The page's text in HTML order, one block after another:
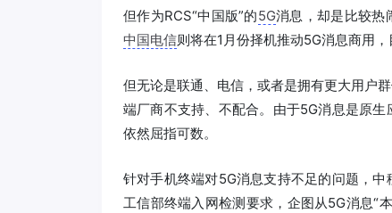
但作为RCS“中国版”的5G消息，却是比较热
中国电信则将在1月份择机推动5G消息商用，
但无论是联通、电信，或者是拥有更大用户
端厂商不支持、不配合。由于5G消息是原
依然屈指可数。
针对手机终端对5G消息支持不足的问题，
工信部终端入网检测要求，企图从5G消息“